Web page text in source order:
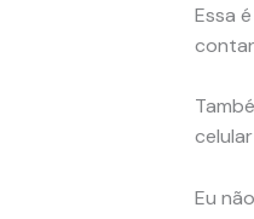
Essa
Eu